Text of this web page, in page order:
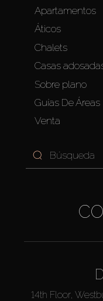
Apartamentos
Áticos
Chalets
Casas
Sobre plano
Guías De Áreas
Venta
14th Floor,